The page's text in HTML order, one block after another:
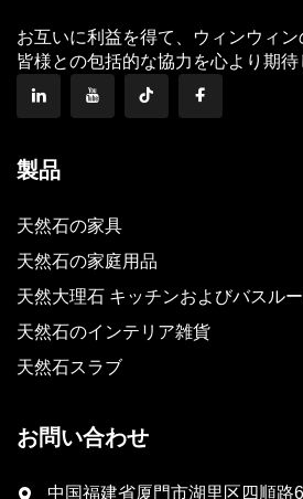
お互いに利益を得て、ウィンウィン
皆様との包括的な協力を心より期待
製品
天然石の家具
天然石の家庭用品
天然大理石 キッチンおよびバスル
天然石のインテリア雑貨
天然石スラブ
お問い合わせ
中国福建省厦門市湖里区四順路